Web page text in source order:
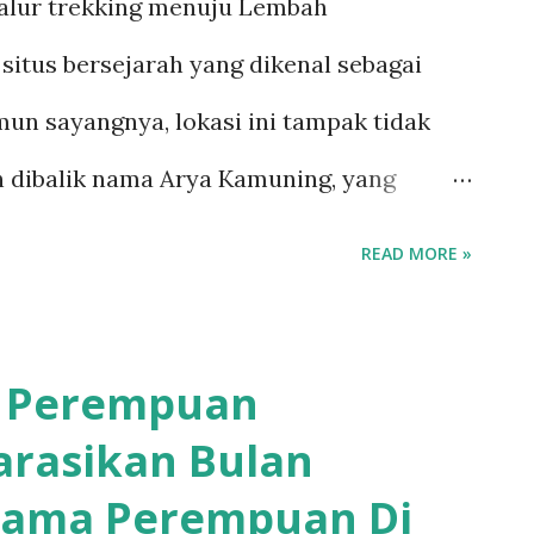
kebudayaan. Namun, calon
kegiatan kebudayaan selama
program ini cukup sederhana.
trekking menuju Lembah
bersejarah yang dikenal sebagai
sayangnya, lokasi ini tampak tidak
nama Arya Kamuning, yang
atau Bratawijaya, dilantik oleh
Adipati Kuningan pada 1 September
di Gunung Jati, Cirebon, saat
READ MORE »
Bulan
Perempuan Di